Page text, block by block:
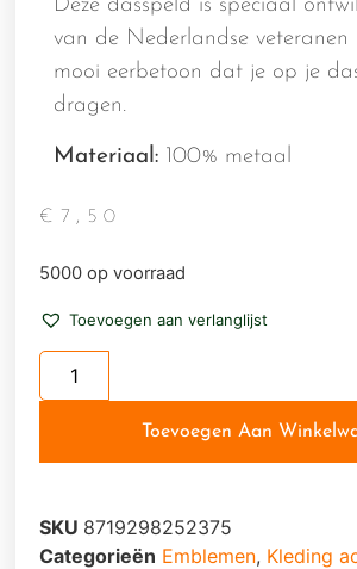
Deze dasspeld is speciaal
van de Nederlandse veteranen
mooi eerbetoon dat je op je
dragen.
Materiaal:100% metaal
€ 7,50
5000 op voorraad
Toevoegen aan verlanglijst
Toevoegen Aan
SKU 8719298252375
Categorieën Emblemen, Kleding